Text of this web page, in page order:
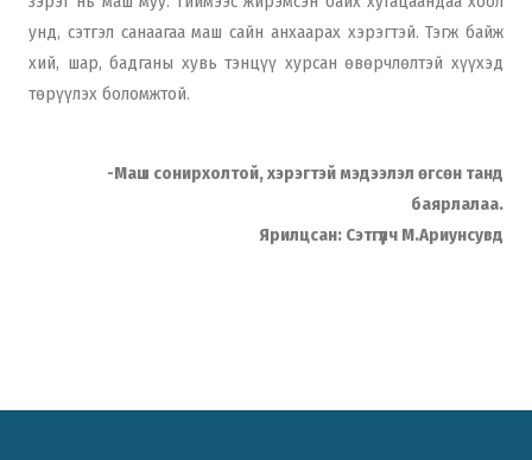
унд, сэтгэл санаагаа маш сайн анхаарах хэрэгтэй. Тэгж байж
хий, шар, бадганы хувь тэнцүү хурсан өвөрчлөлтэй хүүхэд
төрүүлэх боломжтой.
-Маш сонирхолтой, хэрэгтэй мэдээлэл өгсөн танд
баярлалаа.
Ярилцсан: Сэтгүүлч М.Ариунсувд